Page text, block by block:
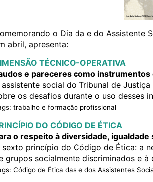
o Dia da e do Assistente
abril, apresenta:
TÉCNICO-OPERATIVA
e pareceres como instrumentos
assistente social do Tribunal de
os desafios durante o uso desses
trabalho e formação profissional
DO CÓDIGO DE ÉTICA
o respeito à diversidade, igualdade
sexto princípio do Código de Ética: a
grupos socialmente discriminados e à
Código de Ética das e dos Assistentes